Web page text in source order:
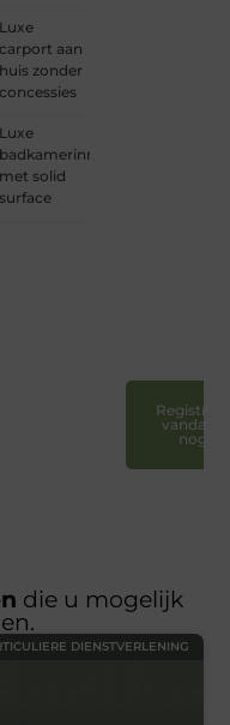
Luxe
carport aan
huis zonder
concessies
Luxe
badkamerinrichting
met solid
surface
Registreer
vandaag
nog
die u mogelijk
DIENSTVERLENING